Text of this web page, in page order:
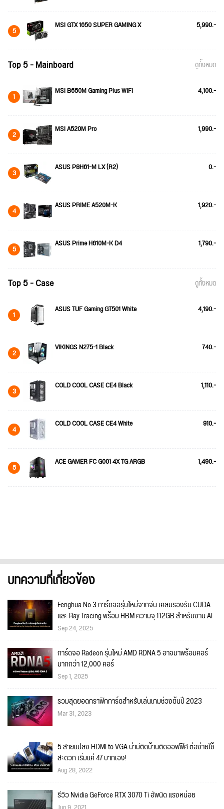
5 MSI GTX 1650 SUPER GAMING X 5,990.-
Top 5 - Mainboard ดูทั้งหมด
1 MSI B650M Gaming Plus WIFI 4,100.-
2 MSI A520M Pro 1,990.-
3 ASUS P8H61-M LX (R2) 0.-
4 ASUS PRIME A520M-K 1,920.-
5 ASUS Prime H610M-K D4 1,790.-
Top 5 - Case ดูทั้งหมด
1 ASUS TUF Gaming GT501 White 4,190.-
2 VIKINGS N275-1 Black 740.-
3 COLD COOL CASE CE4 Black 1,110.-
4 COLD COOL CASE CE4 White 910.-
5 ACE GAMER FC G001 4X TG ARGB 1,490.-
บทความที่เกี่ยวข้อง
Fenghua No.3 การ์ดจอรุ่นใหม่จากจีน เคลมรองรับ CUDA
และ Ray Tracing พร้อม HBM ความจุ 112GB สำหรับงาน AI
Sep 24, 2025
การ์ดจอ Radeon รุ่นใหม่ AMD RDNA 5 อาจมาพร้อมคอร์
มากกว่า 12,000 คอร์
Sep 1, 2025
รวมสุดยอดกราฟิกการ์ดสำหรับเล่นเกมช่วงต้นปี 2023
Mar 31, 2023
5 สายแปลง HDMI to VGA น่ามีติดบ้านติดออฟฟิศ ต่อง่ายใช้
สะดวก เริ่มแค่ 47 บาทเอง!
Aug 28, 2022
รีวิว Nvidia GeForce RTX 3070 Ti อัพนิด แรงหน่อย